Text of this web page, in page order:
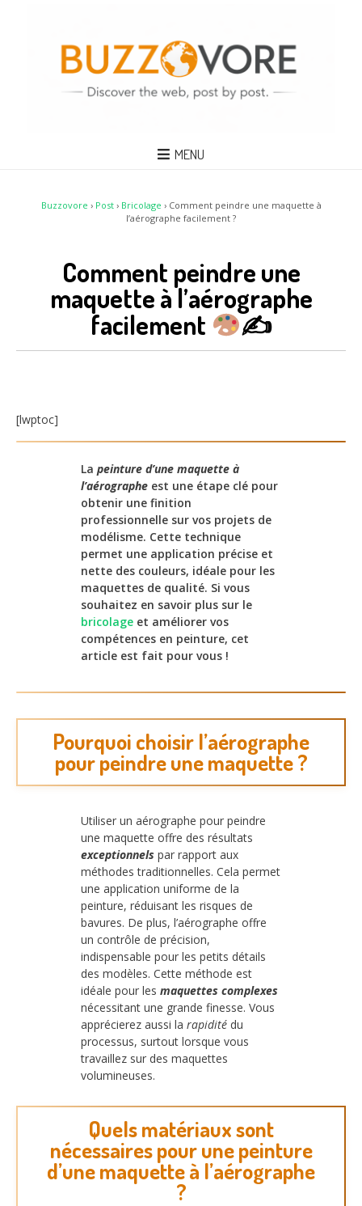
MENU
Buzzovore › Post› Bricolage › Comment peindre une maquette à
l’aérographe facilement ?
Comment peindre une
maquette à l’aérographe
facilement
✍
[lwptoc]
La peinture d’une maquette à
l’aérographe est une étape clé pour
obtenir une finition
professionnelle sur vos projets de
modélisme. Cette technique
permet une application précise et
nette des couleurs, idéale pour les
maquettes de qualité. Si vous
souhaitez en savoir plus sur le
bricolage et améliorer vos
compétences en peinture, cet
article est fait pour vous !
Pourquoi choisir l’aérographe
pour peindre une maquette ?
Utiliser un aérographe pour peindre
une maquette offre des résultats
exceptionnels par rapport aux
méthodes traditionnelles. Cela permet
une application uniforme de la
peinture, réduisant les risques de
bavures. De plus, l’aérographe offre
un contrôle de précision,
indispensable pour les petits détails
des modèles. Cette méthode est
idéale pour les maquettes complexes
nécessitant une grande finesse. Vous
apprécierez aussi la rapidité du
processus, surtout lorsque vous
travaillez sur des maquettes
volumineuses.
Quels matériaux sont
nécessaires pour une peinture
d’une maquette à l’aérographe
?